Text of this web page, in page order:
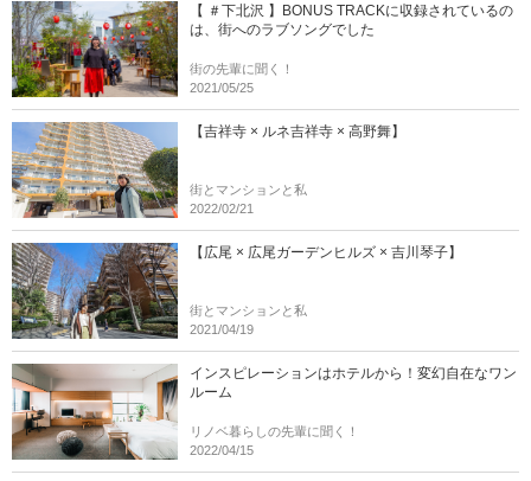
【 ＃下北沢 】BONUS TRACKに収録されているの
は、街へのラブソングでした
街の先輩に聞く！
2021/05/25
【吉祥寺 × ルネ吉祥寺 × 高野舞】
街とマンションと私
2022/02/21
【広尾 × 広尾ガーデンヒルズ × 吉川琴子】
街とマンションと私
2021/04/19
インスピレーションはホテルから！変幻自在なワン
ルーム
リノベ暮らしの先輩に聞く！
2022/04/15